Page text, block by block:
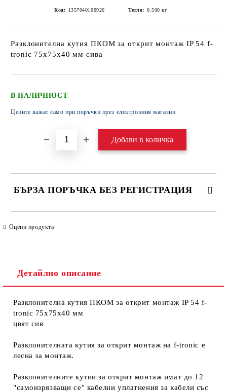
Код: 1357040100926 Тегло: 0.500 кг
Разклонителна кутия ПКОМ за открит монтаж IP 54 f-
tronic 75х75х40 мм сива
В НАЛИЧНОСТ
Цените важат само при поръчки през електронния магазин
БЪРЗА ПОРЪЧКА БЕЗ РЕГИСТРАЦИЯ
Ние ще се свържем с вас в рамките на работния ден. Крайната
цена не включва транспорт.
Оцени продукта
Детайлно описание
Разклонителна кутия ПКОМ за открит монтаж IP 54 f-
tronic 75х75х40 мм
цвят сив
Разклонителната кутия за открит монтаж на f-tronic е
лесна за монтаж.
Разклонителните кутии за открит монтаж имат до 12
"самоизрязващи се" кабелни уплатнения за кабели със